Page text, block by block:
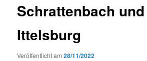
Schrattenbach und
Ittelsburg
Veröffentlicht am28/11/2022